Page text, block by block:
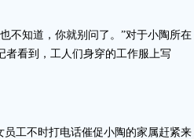
知道，你就别问了。”对于小陶所在
者看到，工人们身穿的工作服上写
工不时打电话催促小陶的家属赶紧来